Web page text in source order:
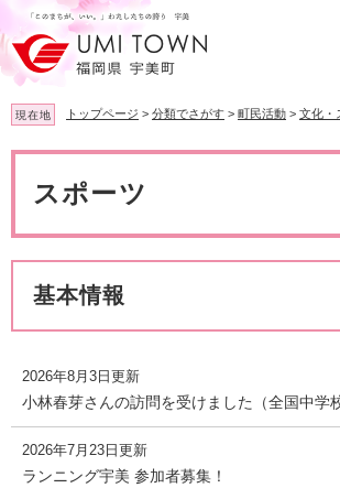
ー
ジ
の
先
頭
で
ニ
ュ
ー
を
飛
ば
文
へ
Multilingual（English・中文・한글）
現在地 トップページ > 分類でさがす > 町民活動 > 文化・
スポーツ
基本情報
2026年8月3日更新
小林春芽さんの訪問を受けました（全国中学
2026年7月23日更新
ランニング宇美 参加者募集！